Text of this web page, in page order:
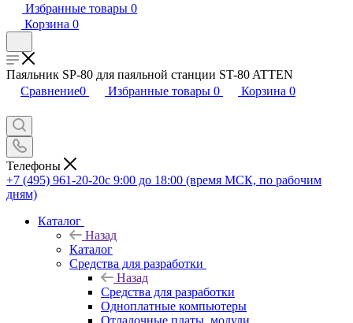
Избранные товары 0
Корзина 0
Паяльник SP-80 для паяльной станции ST-80 ATTEN
Сравнение0 Избранные товары 0 Корзина 0
Телефоны
+7 (495) 961-20-20с 9:00 до 18:00 (время МСК, по рабочим
дням)
Каталог
Назад
Каталог
Средства для разработки
Назад
Средства для разработки
Одноплатные компьютеры
Отладочные платы, модули